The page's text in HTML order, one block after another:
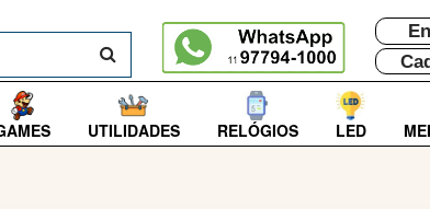
BUSCAR
UTILIDADES RELÓGIOS LED